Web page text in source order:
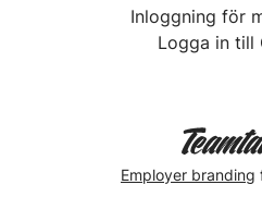
Inloggning för
Logga in till
Employer branding